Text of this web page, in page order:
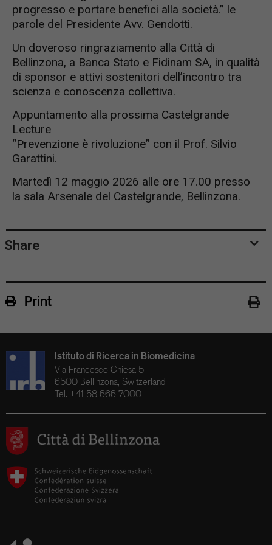
progresso e portare benefici alla società.” le
parole del Presidente Avv. Gendotti.
Un doveroso ringraziamento alla Città di
Bellinzona, a Banca Stato e Fidinam SA, in qualità
di sponsor e attivi sostenitori dell’incontro tra
scienza e conoscenza collettiva.
Appuntamento alla prossima Castelgrande
Lecture
“Prevenzione è rivoluzione” con il Prof. Silvio
Garattini.
Martedì 12 maggio 2026 alle ore 17.00 presso
la sala Arsenale del Castelgrande, Bellinzona.
Share
Print
Istituto di Ricerca in Biomedicina
Via Francesco Chiesa 5
6500 Bellinzona, Switzerland
Tel. +41 58 666 7000